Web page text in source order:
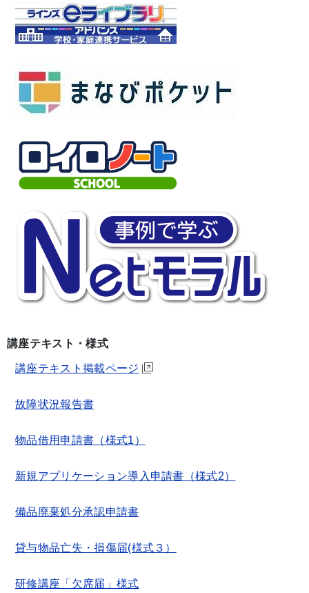
講座テキスト・様式
講座テキスト掲載ページ
故障状況報告書
物品借用申請書（様式1）
新規アプリケーション導入申請書（様式2）
備品廃棄処分承認申請書
貸与物品亡失・損傷届(様式３）
研修講座「欠席届」様式